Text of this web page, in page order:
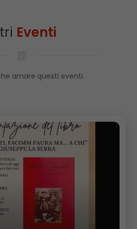
Eventi
amare questi eventi.